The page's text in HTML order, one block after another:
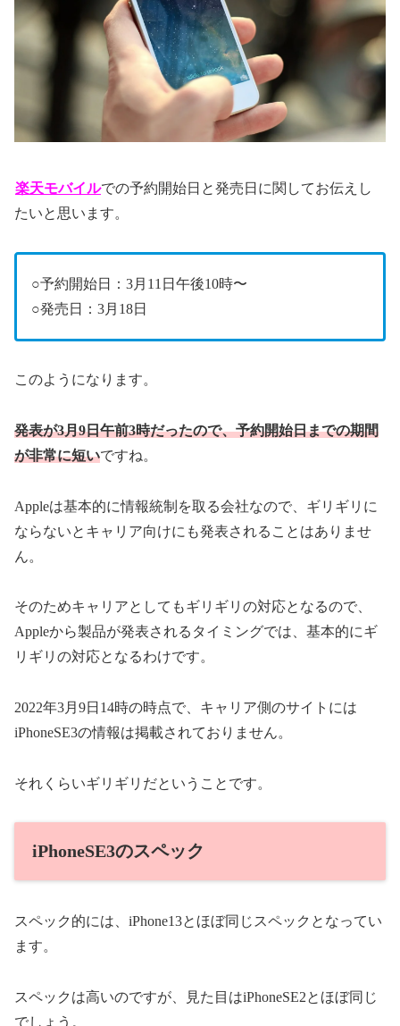
楽天モバイルでの予約開始日と発売日に関してお伝えし
たいと思います。
○予約開始日：3月11日午後10時〜
○発売日：3月18日
このようになります。
発表が3月9日午前3時だったので、予約開始日までの期間
が非常に短いですね。
Appleは基本的に情報統制を取る会社なので、ギリギリに
ならないとキャリア向けにも発表されることはありませ
ん。
そのためキャリアとしてもギリギリの対応となるので、
Appleから製品が発表されるタイミングでは、基本的にギ
リギリの対応となるわけです。
2022年3月9日14時の時点で、キャリア側のサイトには
iPhoneSE3の情報は掲載されておりません。
それくらいギリギリだということです。
iPhoneSE3のスペック
スペック的には、iPhone13とほぼ同じスペックとなってい
ます。
スペックは高いのですが、見た目はiPhoneSE2とほぼ同じ
でしょう。